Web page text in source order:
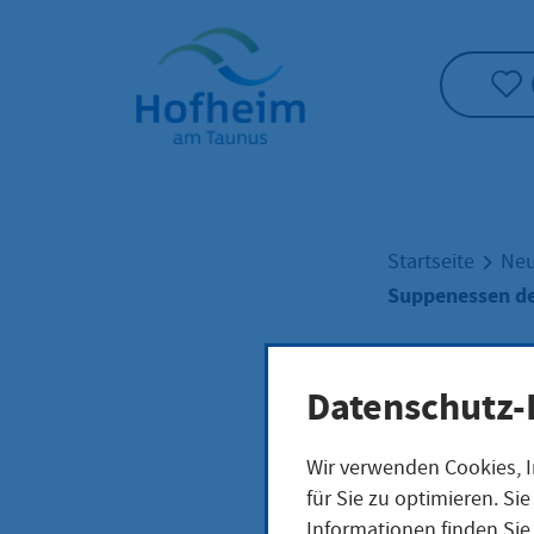
Startseite"
Startseite
Suppenessen
Wir verwenden
für Sie zu optimieren.